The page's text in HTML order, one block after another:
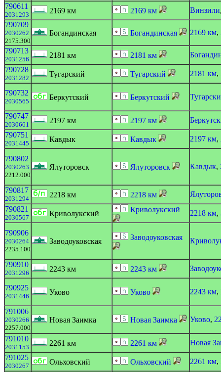
790611
2031293 2169 км 2169 км Винзили
790709
2030262
2175.300
Богандинская Богандинская 2169 км,
790713
2031256 2181 км 2181 км
790728
2031282 Тугарский Тугарский 2181 км,
790732
2030565 Беркутский Беркутский
790747
2030661 2197 км 2197 км
790751
2031445 Кавдык Кавдык 2197 км,
790802
2030263
2212.000
Ялуторовск Ялуторовск Кавдык,
790817
2031294 2218 км 2218 км
790821
2030567 Криволукский Криволукский 2218 км,
790906
2030264
2235.100
Заводоуковская Заводоуковская
790910
2031296 2243 км 2243 км
790925
2031446 Уково Уково 2243 км,
791006
2030266
2257.000
Новая Заимка Новая Заимка Уково,
791010
2031153 2261 км 2261 км
Новая
791025
2030267 Ольховский Ольховский 2261 км,